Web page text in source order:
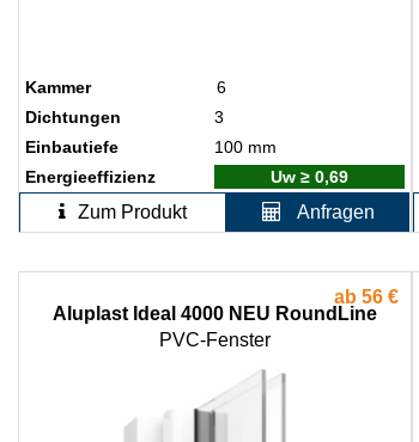
Kammer
6
Dichtungen
3
Einbautiefe
100 mm
Energieeffizienz
Uw ≥ 0,69
Zum Produkt Anfragen
ab 56 €
Aluplast Ideal 4000 NEU RoundLine
PVC-Fenster